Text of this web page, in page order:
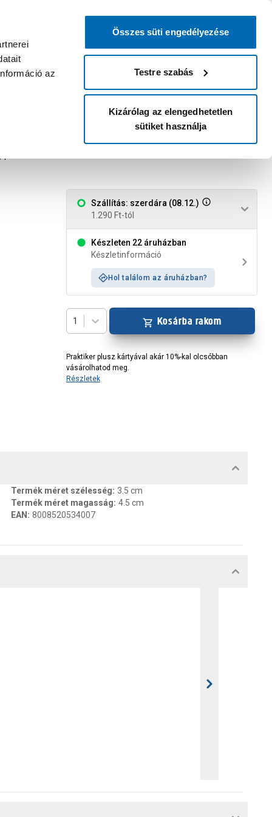
az
Összes süti engedélyezése
Testre szabás
Kizárólag az elengedhetetlen
sütiket használja
bejelentkezni?
Belépés Listáim
Áruházak és szolgáltatások
Szállítás: szerdára (08.12.)
1.290 Ft-tól
Készleten 22 áruházban
Készletinformáció
Hol találom az áruházban?
1 Kosárba rakom
Praktiker plusz kártyával akár 10%-kal olcsóbban
vásárolhatod meg.
Részletek
Termék méret szélesség: 3.5 cm
Termék méret magasság: 4.5 cm
EAN : 8008520534007